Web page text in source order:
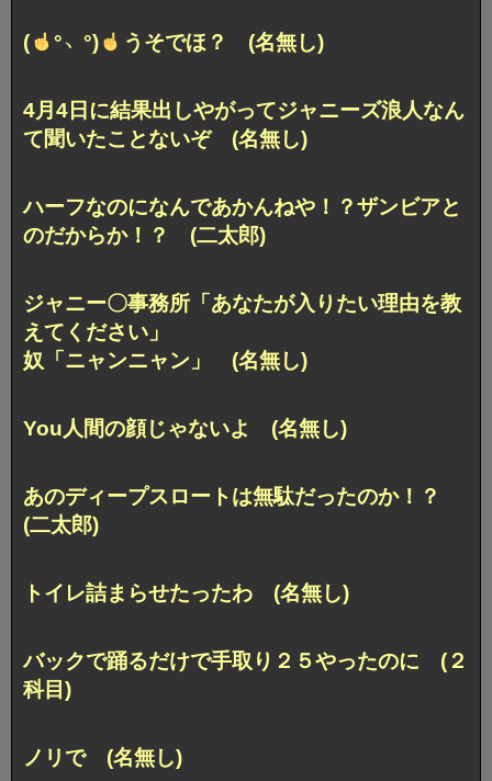
( °﹆°) うそでほ？ (名無し)
4月4日に結果出しやがってジャニーズ浪人なん
て聞いたことないぞ (名無し)
ハーフなのになんであかんねや！？ザンビアと
のだからか！？ (二太郎)
ジャニー〇事務所「あなたが入りたい理由を教
えてください」
奴「ニャンニャン」 (名無し)
You人間の顔じゃないよ (名無し)
あのディープスロートは無駄だったのか！？
(二太郎)
トイレ詰まらせたったわ (名無し)
バックで踊るだけで手取り２５やったのに (２
科目)
ノリで (名無し)